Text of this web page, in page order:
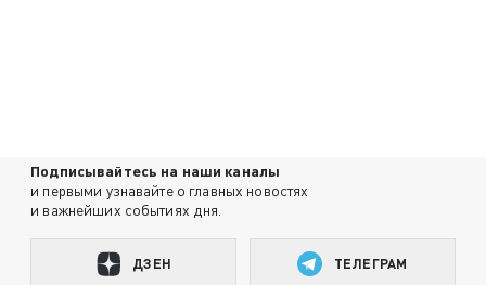
Подписывайтесь на наши каналы
и первыми узнавайте о главных новостях
и важнейших событиях дня.
ДЗЕН ТЕЛЕГРАМ